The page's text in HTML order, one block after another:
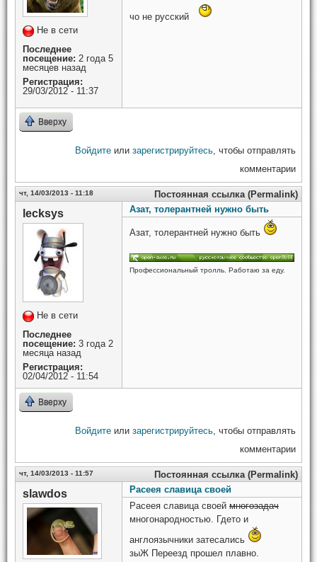
Не в сети
Последнее
посещение: 2 года 5
месяцев назад
Регистрация:
29/03/2012 - 11:37
чо не русский
Вверху
Войдите или зарегистрируйтесь, чтобы отправлять
комментарии
чт, 14/03/2013 - 11:18 Постоянная ссылка (Permalink)
lecksys
Не в сети
Последнее
посещение: 3 года 2
месяца назад
Регистрация:
02/04/2012 - 11:54
Азат, толерантней нужно быть
Азат, толерантней нужно быть
Профессиональный тролль. Работаю за еду.
Вверху
Войдите или зарегистрируйтесь, чтобы отправлять
комментарии
чт, 14/03/2013 - 11:57 Постоянная ссылка (Permalink)
slawdos
Расеея славица своей
Расеея славица своей многозадач
многонародностью. Гдето и
англоязычники затесались
зыЖ Переезд прошел плавно.